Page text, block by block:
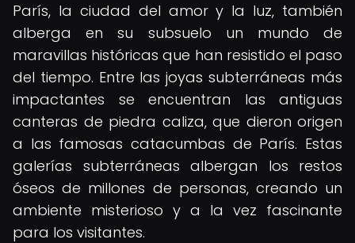
París, la ciudad del amor y la luz, también
alberga en su subsuelo un mundo de
maravillas históricas que han resistido el paso
del tiempo. Entre las joyas subterráneas más
impactantes se encuentran las antiguas
canteras de piedra caliza, que dieron origen
a las famosas catacumbas de París. Estas
galerías subterráneas albergan los restos
óseos de millones de personas, creando un
ambiente misterioso y a la vez fascinante
para los visitantes.